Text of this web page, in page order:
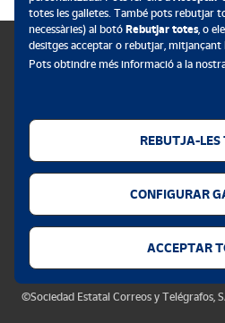
Accessibilitat
©Sociedad Estatal Correos y Telégrafos,
totes les galletes. També pots rebutjar
necessàries) al botó Rebutjar totes, o
desitges acceptar o rebutjar, mitjançant
Pots obtindre més informació a la
REBUTJA-LES
CONFIGURAR
ACCEPTAR